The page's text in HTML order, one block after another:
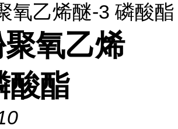
氧乙烯醚-3 磷酸酯
氧乙烯
酸酯